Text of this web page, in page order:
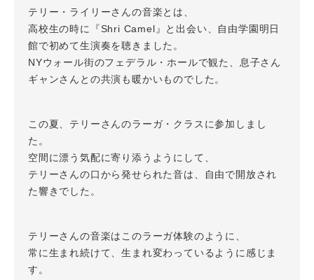
テリー・ライリーさんの音楽とは、
高校生の時に『Shri Camel』と出会い、自由学園明日
館で初めて生演奏を聴きました。
NYウォール街のフェデラル・ホールで観た、息子さん
ギャンさんとの共演も暖かいものでした。
この夏、テリーさんのラーガ・クラスに参加しまし
た。
空間に漂う気配に寄り添うようにして、
テリーさんの口から発せられた音は、自由で開放され
た響きでした。
テリーさんの音楽はこのラーガ体験のように、
常に生まれ続けて、生まれ変わっているように感じま
す。